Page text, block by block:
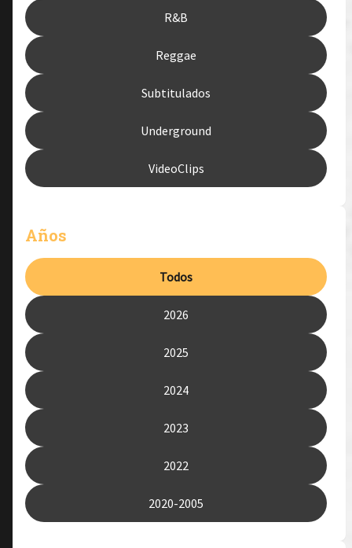
R&B
Reggae
Subtitulados
Underground
VideoClips
Años
Todos
2026
2025
2024
2023
2022
2020-2005